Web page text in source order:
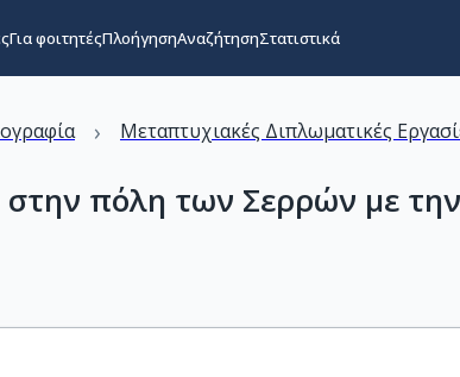
Για φοιτητέςΠλοήγησηΑναζήτησηΣτατιστικά
› Μεταπτυχιακές Διπλωματικές
πόλη των Σερρών με